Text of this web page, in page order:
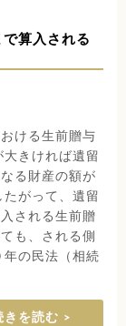
算入される
ける生前贈与
きければ遺留
る財産の額が
がって、遺留
される生前贈
も、される側
の民法（相続
きを読む